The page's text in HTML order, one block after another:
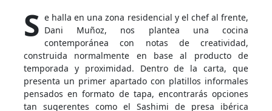
S e halla en una zona residencial y el chef al frente,
Dani Muñoz, nos plantea una cocina
contemporánea con notas de creatividad,
construida normalmente en base al producto de
temporada y proximidad. Dentro de la carta, que
presenta un primer apartado con platillos informales
pensados en formato de tapa, encontrarás opciones
tan sugerentes como el Sashimi de presa ibérica